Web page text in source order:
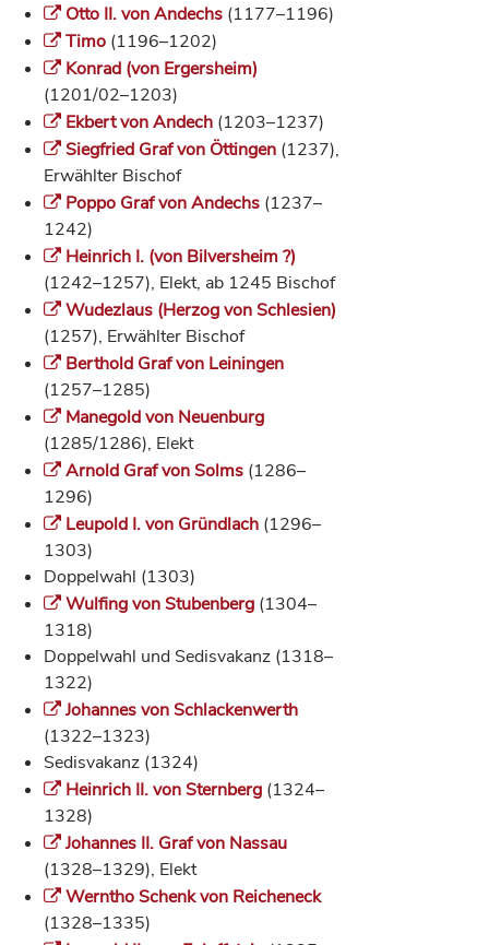
Otto II. von Andechs (1177–1196)
Timo (1196–1202)
Konrad (von Ergersheim)
(1201/02–1203)
Ekbert von Andech (1203–1237)
Siegfried Graf von Öttingen (1237),
Erwählter Bischof
Poppo Graf von Andechs (1237–
1242)
Heinrich I. (von Bilversheim ?)
(1242–1257), Elekt, ab 1245 Bischof
Wudezlaus (Herzog von Schlesien)
(1257), Erwählter Bischof
Berthold Graf von Leiningen
(1257–1285)
Manegold von Neuenburg
(1285/1286), Elekt
Arnold Graf von Solms (1286–
1296)
Leupold I. von Gründlach (1296–
1303)
Doppelwahl (1303)
Wulfing von Stubenberg (1304–
1318)
Doppelwahl und Sedisvakanz (1318–
1322)
Johannes von Schlackenwerth
(1322–1323)
Sedisvakanz (1324)
Heinrich II. von Sternberg (1324–
1328)
Johannes II. Graf von Nassau
(1328–1329), Elekt
Werntho Schenk von Reicheneck
(1328–1335)